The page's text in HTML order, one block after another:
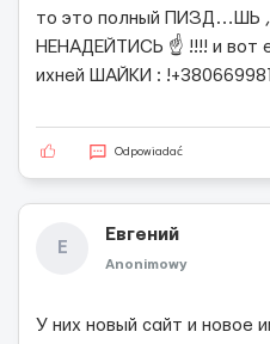
то это полный ПИЗД…ШЬ ,
НЕНАДЕЙТИСЬ ☝ !!!! и вот
ихней ШАЙКИ :
Odpowiadać
Е
Евгений
Anonimowy
У них новый сайт и новое